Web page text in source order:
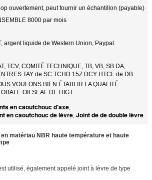
ouvertement, peut fournir un échantillon (payable)
8000 par mois
argent liquide de Western Union, Paypal.
TCV, COMITÉ TECHNIQUE, TB, VB, SB DA,
TAY de SC TCHD 15Z DCY HTCL de DB
VOULONS BIEN ÉTABLIR LA QUALITÉ
OILSEAL DE HIGT
en caoutchouc d'axe,
en caoutchouc de lèvre, Joint de de double lèvre
matériau NBR haute température et haute
utilisé, également appelé joint à lèvre de type